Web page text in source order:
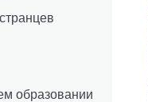
образовании